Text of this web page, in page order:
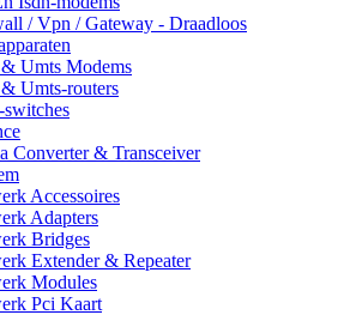
/ Vpn / Gateway - Draadloos
Umts Modems
Umts-routers
Converter & Transceiver
Accessoires
Adapters
Bridges
Extender & Repeater
Modules
Pci Kaart